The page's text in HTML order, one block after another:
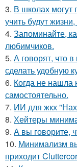
3. В школах могут
учить будут
4. Запоминайте,
любимчиков.
5. А говорят, что
сделать удобную
6. Когда не нашла
самостоятельно.
7. ИИ для жкх
8. Хейтеры
9. А вы говорите,
10. Минимализм
приходит